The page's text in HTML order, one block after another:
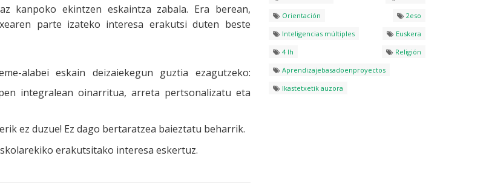
kanpoko ekintzen eskaintza zabala. Era berean,
parte izateko interesa erakutsi duten beste
alabei eskain deizaiekegun guztia ezagutzeko:
integralean oinarritua, arreta pertsonalizatu eta
ez duzue! Ez dago bertaratzea baieztatu beharrik.
erakutsitako interesa eskertuz.
Orientación
2eso
Inteligencias múltiples
Euskera
4 lh
Religión
Aprendizajebasadoenproyectos
Ikastetxetik auzora